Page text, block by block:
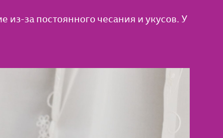
за постоянного чесания и укусов. У